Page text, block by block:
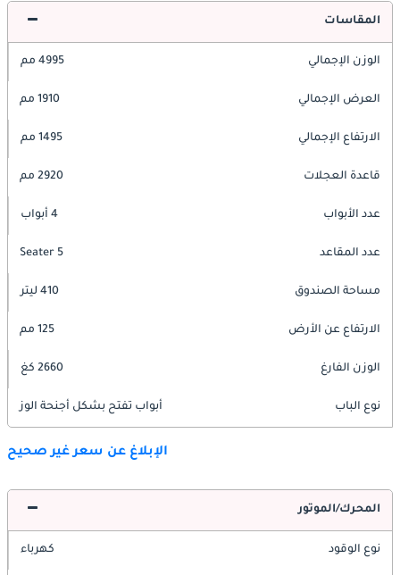
المقاسات
الوزن الإجمالي 4995 مم
العرض الإجمالي 1910 مم
الارتفاع الإجمالي 1495 مم
قاعدة العجلات 2920 مم
عدد الأبواب 4 أبواب
عدد المقاعد 5 Seater
مساحة الصندوق 410 ليتر
الارتفاع عن الأرض 125 مم
الوزن الفارغ 2660 كغ
نوع الباب أبواب تفتح بشكل أجنحة الوز
الإبلاغ عن سعر غير صحيح
المحرك/الموتور
نوع الوقود كهرباء